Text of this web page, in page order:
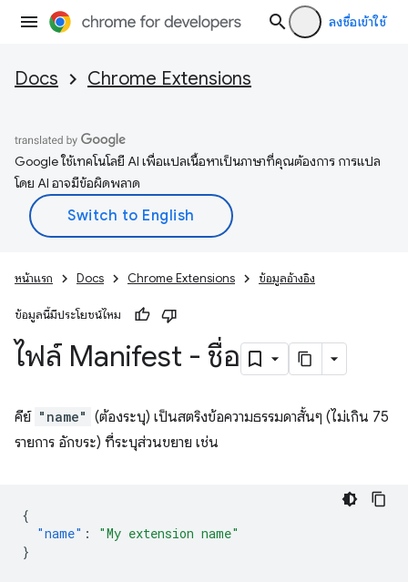
ลงชื่อเข้าใช้
Docs Chrome Extensions
Google ใช้เทคโนโลยี AI เพื่อแปลเนื้อหาเป็นภาษาที่คุณต้องการ การแปล
โดย AI อาจมีข้อผิดพลาด
หน้าแรก Docs Chrome Extensions ข้อมูลอ้างอิง
ข้อมูลนี้มีประโยชน์ไหม
ไฟล์ Manifest - ชื่อ
คีย์ "name" (ต้องระบุ) เป็นสตริงข้อความธรรมดาสั้นๆ (ไม่เกิน 75
รายการ อักขระ) ที่ระบุส่วนขยาย เช่น
{
"name" :
"My extension name"
}